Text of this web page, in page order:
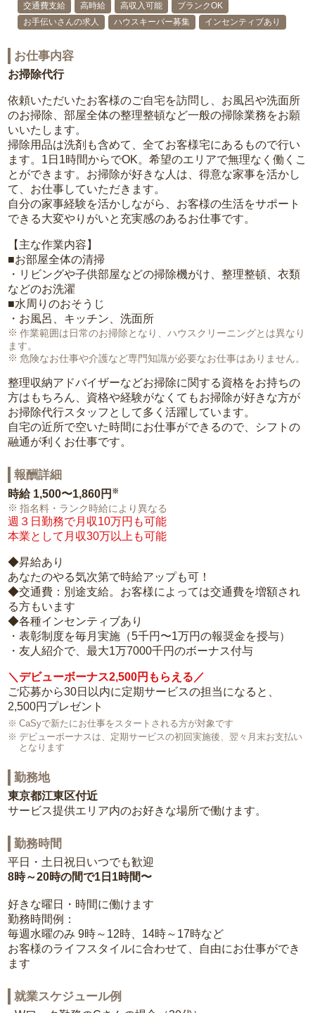
交通費支給
高時給 高収入可能
ブランクOK
お手伝いさんの求人
ハウスキーパー募集 インセンティブあり
お仕事内容
お掃除代行
依頼いただいたお客様のご自宅を訪問し、お風呂や洗面所
のお掃除、部屋全体の整理整頓など一般の掃除業務をお願
いいたします。
掃除用品は洗剤も含めて、全てお客様宅にあるもので行い
ます。1日1時間からでOK。希望のエリアで無理なく働くこ
とができます。お掃除が好きな人は、得意な家事を活かし
て、お仕事していただきます。
自分の家事経験を活かしながら、お客様の生活をサポート
できる大変やりがいと充実感のあるお仕事です。
【主な作業内容】
■お部屋全体の清掃
・リビングや子供部屋などの掃除機がけ、整理整頓、衣類
などのお洗濯
■水周りのおそうじ
・お風呂、キッチン、洗面所
作業範囲は日常のお掃除となり、ハウスクリーニングとは異なり
ます。
危険なお仕事や介護など専門知識が必要なお仕事はありません。
整理収納アドバイザーなどお掃除に関する資格をお持ちの
方はもちろん、資格や経験がなくてもお掃除が好きな方が
お掃除代行スタッフとして多く活躍しています。
自宅の近所で空いた時間にお仕事ができるので、シフトの
融通が利くお仕事です。
報酬詳細
時給 1,500〜1,860円 ※
指名料・ランク時給により異なる
週３日勤務で月収10万円も可能
本業として月収30万以上も可能
◆昇給あり
あなたのやる気次第で時給アップも可！
◆交通費：別途支給。お客様によっては交通費を増額され
る方もいます
◆各種インセンティブあり
・表彰制度を毎月実施（5千円〜1万円の報奨金を授与）
・友人紹介で、最大1万7000千円のボーナス付与
＼デビューボーナス2,500円もらえる／
ご応募から30日以内に定期サービスの担当になると、
2,500円プレゼント
CaSyで新たにお仕事をスタートされる方が対象です
デビューボーナスは、定期サービスの初回実施後、翌々月末お支払い
となります
勤務地
東京都江東区付近
サービス提供エリア内のお好きな場所で働けます。
勤務時間
平日・土日祝日いつでも歓迎
8時～20時の間で1日1時間〜
好きな曜日・時間に働けます
勤務時間例：
毎週水曜のみ 9時～12時、14時～17時など
お客様のライフスタイルに合わせて、自由にお仕事ができ
ます
就業スケジュール例